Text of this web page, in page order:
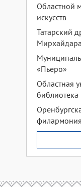
Областной
искусств
Татарский
«Пьеро»
Областная
филармония